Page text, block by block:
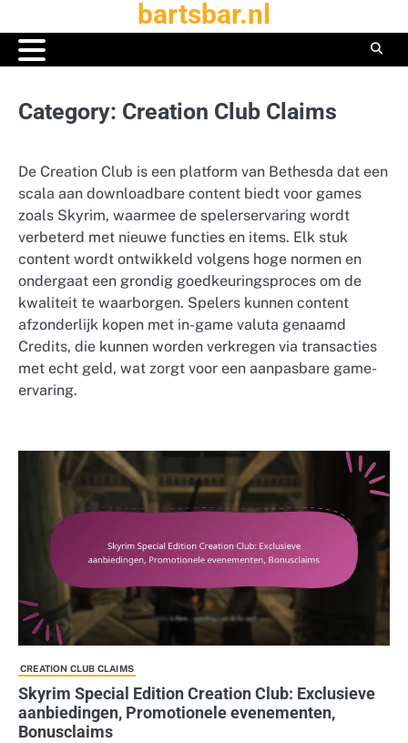
to
content
bartsbar.nl
Category: Creation Club Claims
De Creation Club is een platform van Bethesda dat een
scala aan downloadbare content biedt voor games
zoals Skyrim, waarmee de spelerservaring wordt
verbeterd met nieuwe functies en items. Elk stuk
content wordt ontwikkeld volgens hoge normen en
ondergaat een grondig goedkeuringsproces om de
kwaliteit te waarborgen. Spelers kunnen content
afzonderlijk kopen met in-game valuta genaamd
Credits, die kunnen worden verkregen via transacties
met echt geld, wat zorgt voor een aanpasbare game-
ervaring.
CREATION CLUB CLAIMS
Skyrim Special Edition Creation Club: Exclusieve
aanbiedingen, Promotionele evenementen,
Bonusclaims